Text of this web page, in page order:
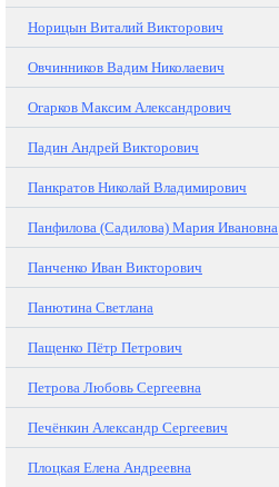
Норицын Виталий Викторович
Овчинников Вадим Николаевич
Огарков Максим Александрович
Падин Андрей Викторович
Панкратов Николай Владимирович
Панфилова (Садилова) Мария Ивановна
Панченко Иван Викторович
Панютина Светлана
Пащенко Пётр Петрович
Петрова Любовь Сергеевна
Печёнкин Александр Сергеевич
Плоцкая Елена Андреевна